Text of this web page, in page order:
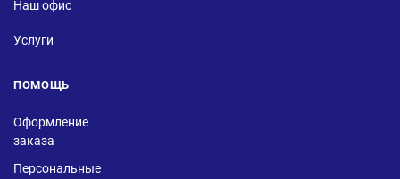
Наш офис
Услуги
ПОМОЩЬ
Оформление
заказа
Персональные